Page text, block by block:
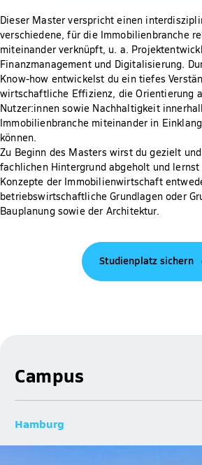
Dieser Master verspricht einen
verschiedene, für die Immobilienbranche
miteinander verknüpft, u. a.
Finanzmanagement und Digitalisierung.
Know-how entwickelst du ein tiefes
wirtschaftliche Effizienz, die Orientierung
Nutzer:innen sowie Nachhaltigkeit
Immobilienbranche miteinander in
können.
Zu Beginn des Masters wirst du gezielt
fachlichen Hintergrund abgeholt und
Konzepte der Immobilienwirtschaft
betriebswirtschaftliche Grundlagen oder
Bauplanung sowie der Architektur.
Studienplatz sichern
Campus
Hamburg